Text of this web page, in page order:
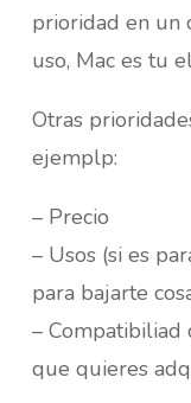
prioridad en un
uso, Mac es tu
Otras
ejemplp:
– Precio
– Usos (si es
para bajarte
– Compatibiliad
que quieres